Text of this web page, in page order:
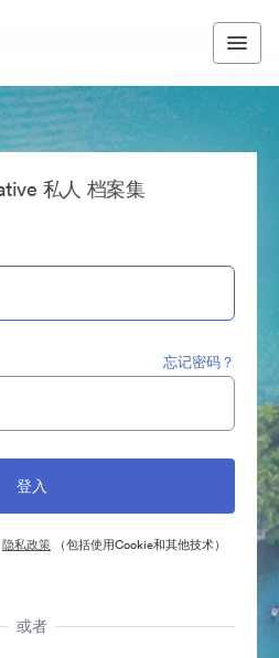
私人 档案集
忘记密码？
隐私政策 （包括使用Cookie和其他技术）
或者